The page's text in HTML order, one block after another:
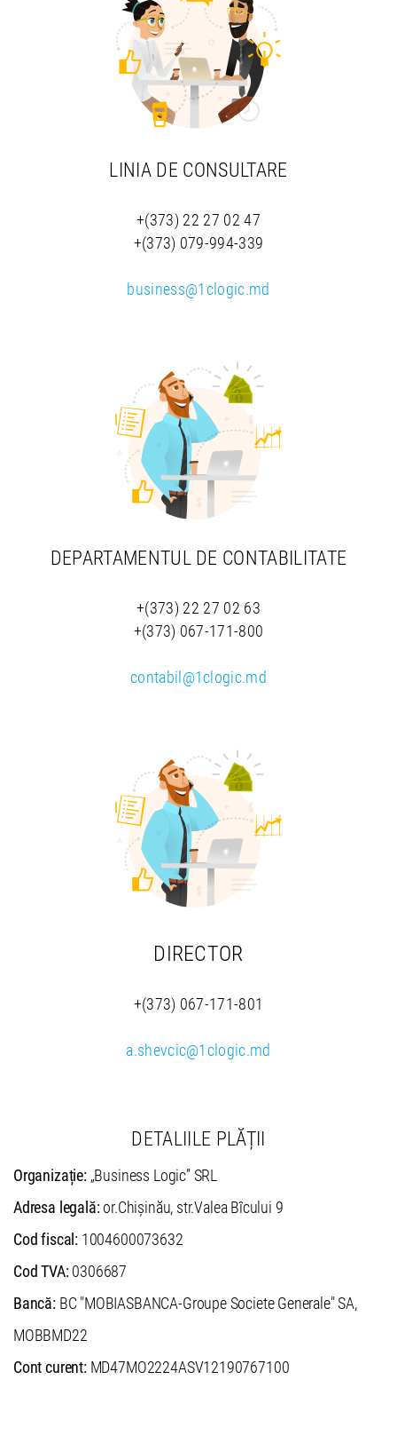
LINIA DE CONSULTARE
+(373) 22 27 02 47
+(373) 079-994-339
business@1clogic.md
DEPARTAMENTUL DE CONTABILITATE
+(373) 22 27 02 63
+(373) 067-171-800
contabil@1clogic.md
DIRECTOR
+(373) 067-171-801
a.shevcic@1clogic.md
DETALIILE PLĂȚII
Organizație:„Business Logic” SRL
Adresa legală:or.Chișinău, str.Valea Bîcului 9
Cod fiscal: 1004600073632
Cod TVA:0306687
Bancă:BC "MOBIASBANCA-Groupe Societe Generale" SA,
MOBBMD22
Cont curent:MD47MO2224ASV12190767100